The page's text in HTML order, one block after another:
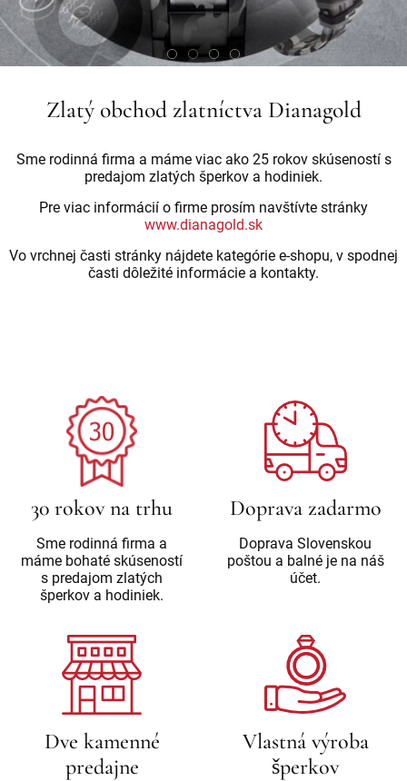
Zlatý obchod zlatníctva Dianagold
Sme rodinná firma a máme viac ako 25 rokov skúseností s
predajom zlatých šperkov a hodiniek.
Pre viac informácií o firme prosím navštívte stránky
www.dianagold.sk
Vo vrchnej časti stránky nájdete kategórie e-shopu, v spodnej
časti dôležité informácie a kontakty.
30 rokov na trhu
Sme rodinná firma a
máme bohaté skúseností
s predajom zlatých
šperkov a hodiniek.
Doprava zadarmo
Doprava Slovenskou
poštou a balné je na náš
účet.
Dve kamenné
predajne
Vlastná výroba
šperkov